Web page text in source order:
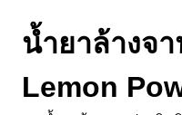
น้ำยาล้างจ
Lemon